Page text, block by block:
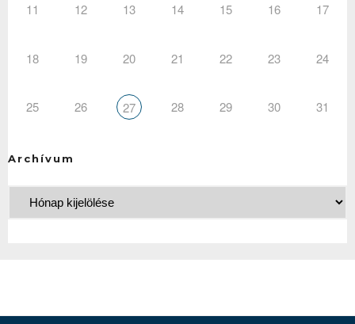
11 12 13 14 15 16 17
18 19 20 21 22 23 24
25 26 27 28 29 30 31
Archívum